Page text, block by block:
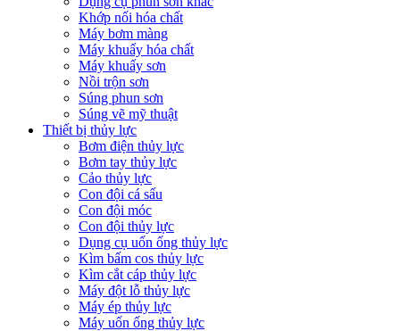
Khớp nối hóa chất
Máy bơm màng
Máy khuấy hóa chất
Máy khuấy sơn
Nồi trộn sơn
Súng phun sơn
Súng vẽ mỹ thuật
Thiết bị thủy lực
Bơm điện thủy lực
Bơm tay thủy lực
Cảo thủy lực
Con đội cá sấu
Con đội móc
Con đội thủy lực
Dụng cụ uốn ống thủy lực
Kìm bấm cos thủy lực
Kìm cắt cáp thủy lực
Máy đột lỗ thủy lực
Máy ép thủy lực
Máy uốn ống thủy lực